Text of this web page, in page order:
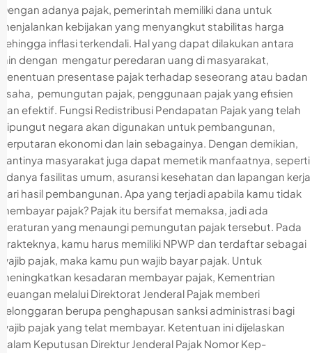
Dengan adanya pajak, pemerintah memiliki dana untuk
menjalankan kebijakan yang menyangkut stabilitas harga
sehingga inflasi terkendali. Hal yang dapat dilakukan antara
lain dengan mengatur peredaran uang di masyarakat,
penentuan presentase pajak terhadap seseorang atau badan
usaha, pemungutan pajak, penggunaan pajak yang efisien
dan efektif. Fungsi Redistribusi Pendapatan Pajak yang telah
dipungut negara akan digunakan untuk pembangunan,
perputaran ekonomi dan lain sebagainya. Dengan demikian,
nantinya masyarakat juga dapat memetik manfaatnya, seperti
adanya fasilitas umum, asuransi kesehatan dan lapangan kerja
dari hasil pembangunan. Apa yang terjadi apabila kamu tidak
membayar pajak? Pajak itu bersifat memaksa, jadi ada
peraturan yang menaungi pemungutan pajak tersebut. Pada
prakteknya, kamu harus memiliki NPWP dan terdaftar sebagai
wajib pajak, maka kamu pun wajib bayar pajak. Untuk
meningkatkan kesadaran membayar pajak, Kementrian
Keuangan melalui Direktorat Jenderal Pajak memberi
kelonggaran berupa penghapusan sanksi administrasi bagi
wajib pajak yang telat membayar. Ketentuan ini dijelaskan
dalam Keputusan Direktur Jenderal Pajak Nomor Kep-